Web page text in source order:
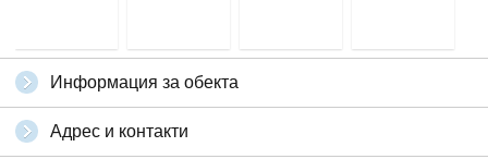
Информация за обекта
Адрес и контакти